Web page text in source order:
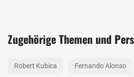
Zugehörige Themen und
Robert Kubica Fernando Alonso